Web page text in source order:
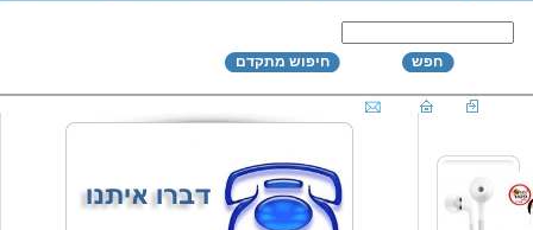
חפש חיפוש מתקדם